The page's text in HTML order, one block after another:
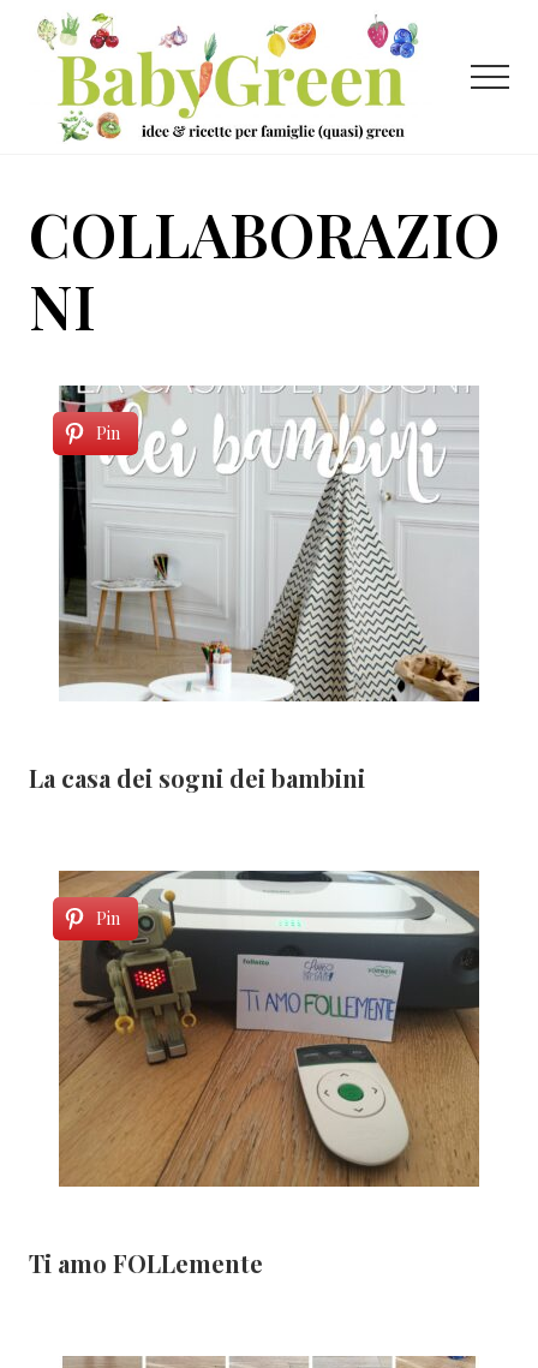
Menu
Passa
contenuto
principale
Passa
ricette
per
famiglie
green
Menu
COLLABORAZIO
NI
Pin
La casa dei sogni dei bambini
Pin
Ti amo FOLLemente